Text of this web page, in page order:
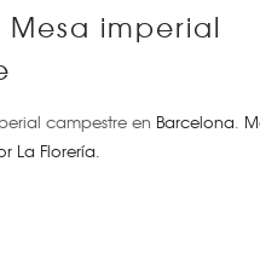
imperial
campestre en Barcelona.
La Florería.